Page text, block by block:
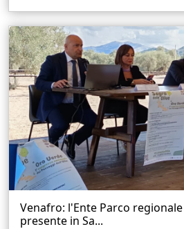
Venafro: l'Ente Parco
presente in Sa...